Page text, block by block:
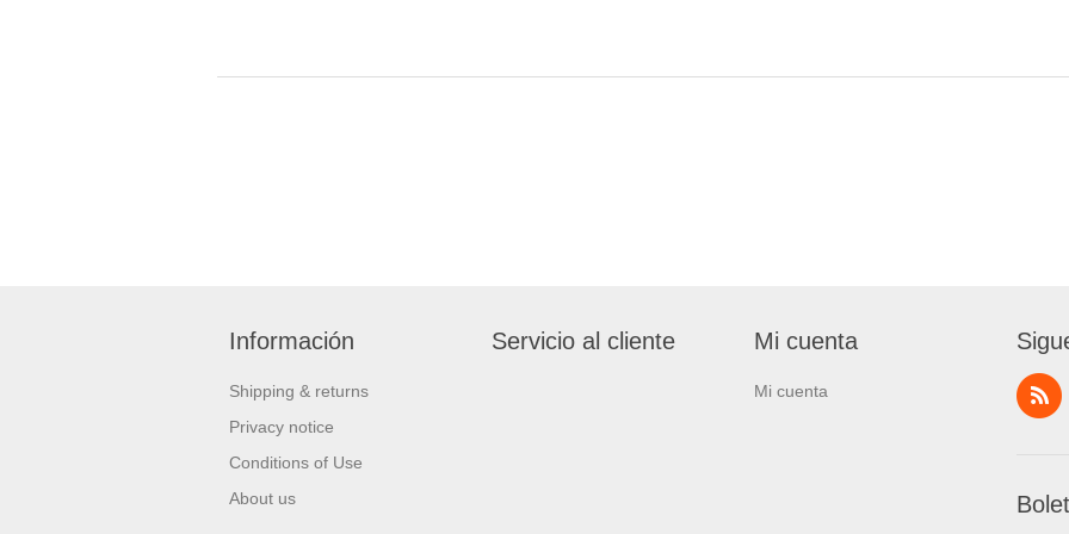
Información
Shipping & returns
Privacy notice
Conditions of Use
About us
Servicio al cliente Mi cuenta
Mi cuenta